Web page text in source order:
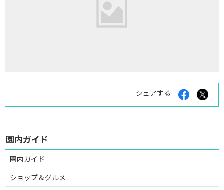
シェアする
Facebook
シ
X
で
シ
園内ガイド
園内ガイド
ショップ＆グルメ